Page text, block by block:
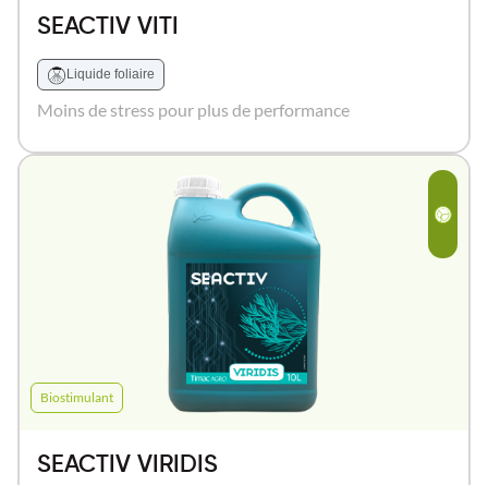
SEACTIV VITI
Liquide foliaire
Moins de stress pour plus de performance
Biostimulant
SEACTIV VIRIDIS